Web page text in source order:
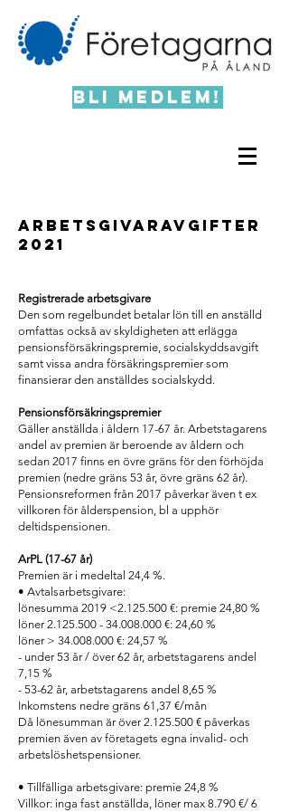
Bli medlem!
ARBETSGIVARAVGIFTER
2021
Registrerade arbetsgivare
Den som regelbundet betalar lön till en anställd
omfattas också av skyldigheten att erlägga
pensionsförsäkringspremie, socialskyddsavgift
samt vissa andra försäkringspremier som
finansierar den anställdes socialskydd.
Pensionsförsäkringspremier
Gäller anställda i åldern 17-67 år. Arbetstagarens
andel av premien är beroende av åldern och
sedan 2017 finns en övre gräns för den förhöjda
premien (nedre gräns 53 år, övre gräns 62 år).
Pensionsreformen från 2017 påverkar även t ex
villkoren för ålderspension, bl a upphör
deltidspensionen.
ArPL (17-67 år)
Premien är i medeltal 24,4 %.
• Avtalsarbetsgivare:
lönesumma 2019 <2.125.500 €: premie 24,80 %
löner 2.125.500 - 34.008.000 €: 24,60 %
löner > 34.008.000 €: 24,57 %
- under 53 år / över 62 år, arbetstagarens andel
7,15 %
- 53-62 år, arbetstagarens andel 8,65 %
Inkomstens nedre gräns 61,37 €/mån
Då lönesumman är över 2.125.500 € påverkas
premien även av företagets egna invalid- och
arbetslöshetspensioner.
• Tillfälliga arbetsgivare: premie 24,8 %
Villkor: inga fast anställda, löner max 8.790 €/ 6